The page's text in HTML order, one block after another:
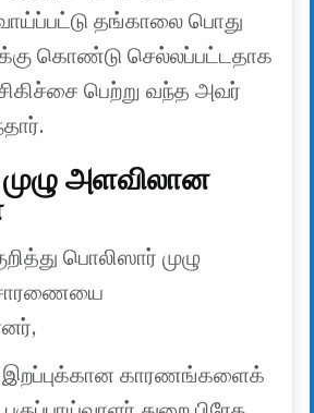
தங்காலை பொது
கொண்டு செல்லப்பட்டதாக
சிகிச்சை பெற்று வந்த அவர்
அளவிலான
பொலிஸார் முழு
இறப்புக்கான காரணங்களைக்